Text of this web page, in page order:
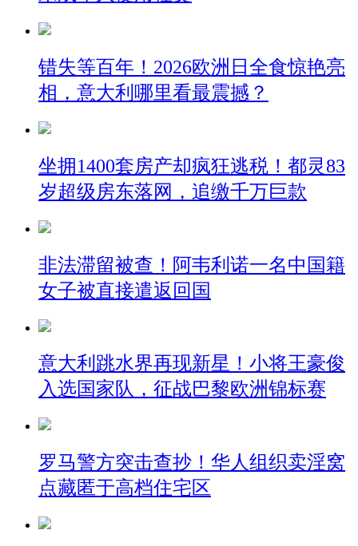
错失等百年！2026欧洲日全食惊艳亮
相，意大利哪里看最震撼？
坐拥1400套房产却疯狂逃税！都灵83
岁超级房东落网，追缴千万巨款
非法滞留被查！阿韦利诺一名中国籍
女子被直接遣返回国
意大利跳水界再现新星！小将王豪俊
入选国家队，征战巴黎欧洲锦标赛
罗马警方突击查抄！华人组织卖淫窝
点藏匿于高档住宅区